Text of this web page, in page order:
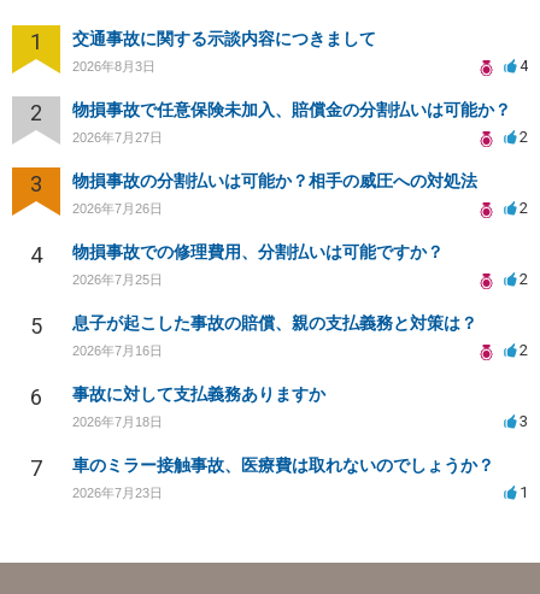
1 交通事故に関する示談内容につきまして
2026年8月3日 4
2 物損事故で任意保険未加入、賠償金の分割払いは可能か？
2026年7月27日 2
3 物損事故の分割払いは可能か？相手の威圧への対処法
2026年7月26日 2
4 物損事故での修理費用、分割払いは可能ですか？
2026年7月25日 2
5 息子が起こした事故の賠償、親の支払義務と対策は？
2026年7月16日 2
6 事故に対して支払義務ありますか
2026年7月18日 3
7 車のミラー接触事故、医療費は取れないのでしょうか？
2026年7月23日 1